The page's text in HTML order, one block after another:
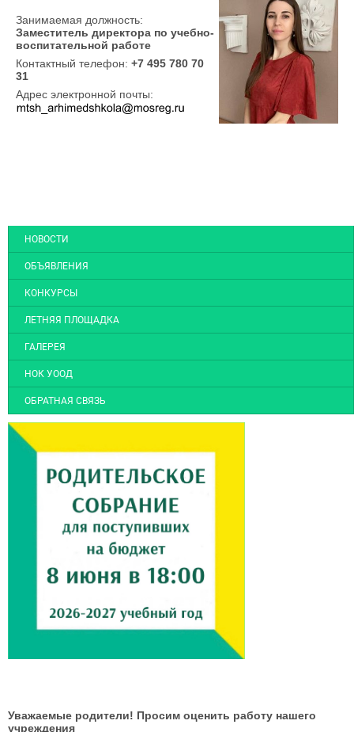
Занимаемая должность:
Заместитель директора по учебно-
воспитательной работе
Контактный телефон: +7 495 780 70
31
Адрес электронной почты:
НОВОСТИ
ОБЪЯВЛЕНИЯ
КОНКУРСЫ
ЛЕТНЯЯ ПЛОЩАДКА
ГАЛЕРЕЯ
НОК УООД
ОБРАТНАЯ СВЯЗЬ
Уважаемые родители! Просим оценить работу нашего
учреждения